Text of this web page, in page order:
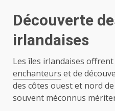
Découverte
irlandaises
Les îles irlandaises
enchanteurs et de
des côtes ouest et nord
souvent méconnus